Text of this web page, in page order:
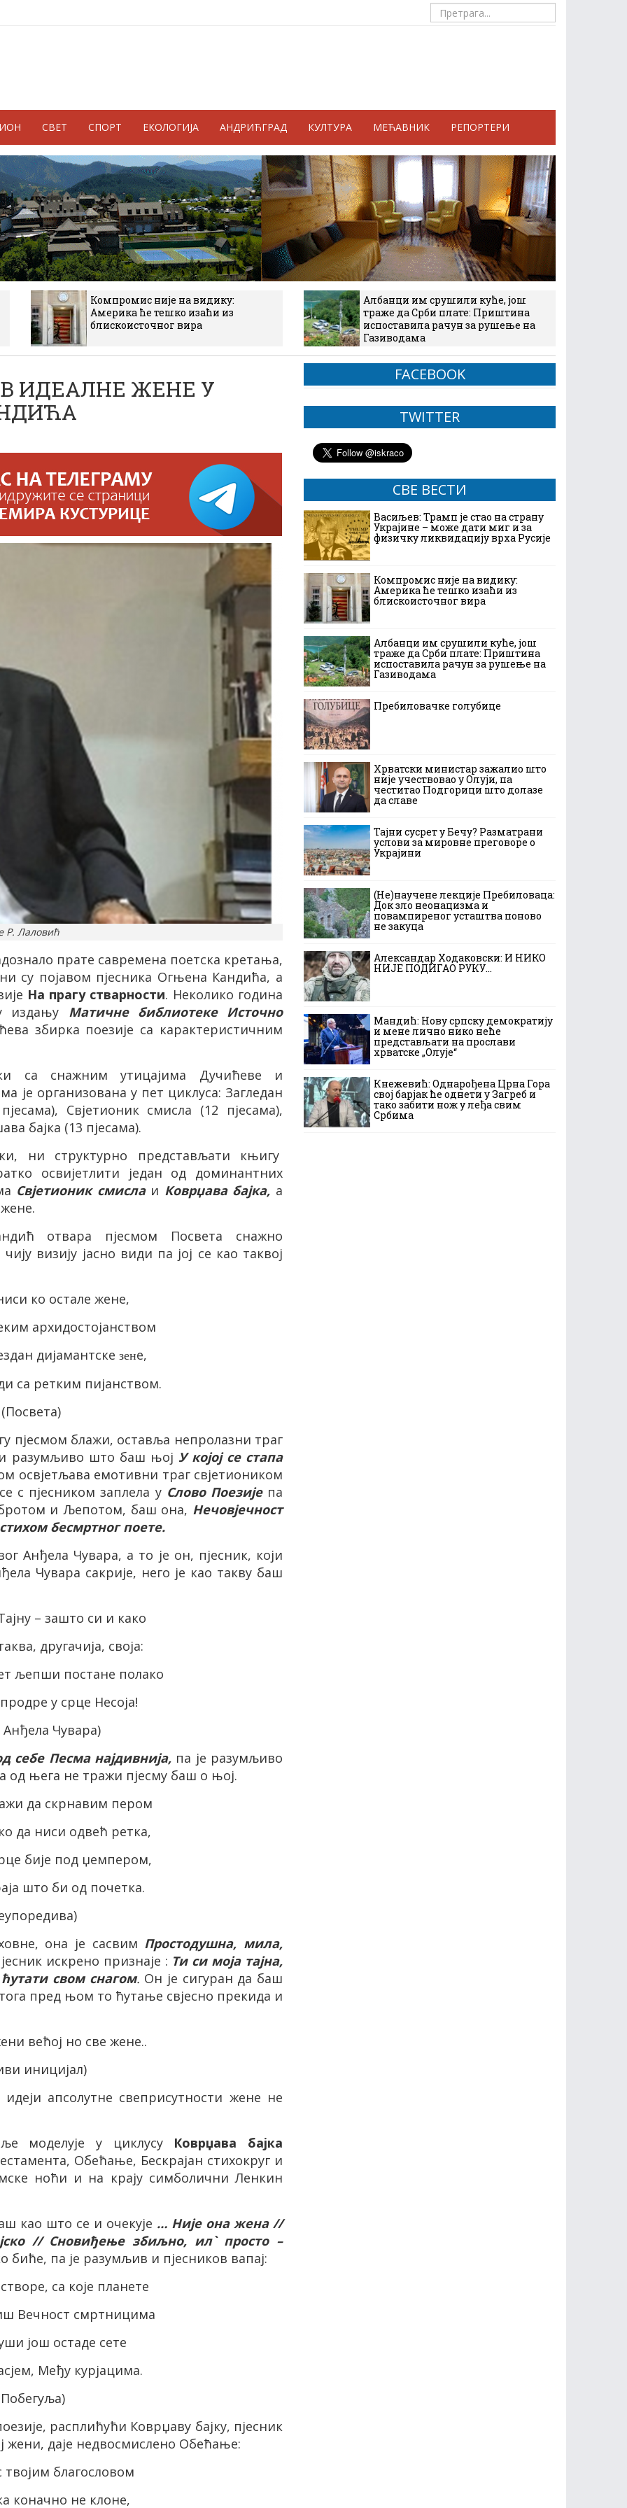
СВЕТ СПОРТ ЕКОЛОГИЈА АНДРИЋГРАД КУЛТУРА МЕЋАВНИК РЕПОРТЕРИ
Компромис није на видику:
Америка ће тешко изаћи из
блискоисточног вира
Албанци им срушили куће, још
траже да Срби плате: Приштина
испоставила рачун за рушење на
Газиводама
ИДЕАЛНЕ ЖЕНЕ У
Р. Лаловић
прате савремена поетска кретања,
су појавом пјесника Огњена Кандића, а
На прагу стварности. Неколико година
издању Матичне библиотеке Источно
збирка поезије са карактеристичним
са снажним утицајима Дучићеве и
је организована у пет циклуса: Загледан
Свјетионик смисла (12 пјесама),
бајка (13 пјесама).
ни структурно представљати књигу
освијетлити један од доминантних
Свјетионик смислаи Коврџава бајка, а
отвара пјесмом Посвета снажно
визију јасно види па јој се као таквој
ко остале жене,
архидостојанством
дијамантске зенe,
са ретким пијанством.
(Посвета)
пјесмом блажи, оставља непролазни траг
и разумљиво што баш њој У којој се стапа
освјетљава емотивни траг свјетиоником
с пјесником заплела у Слово Поезијепа
и Љепотом, баш она, Нечовјечност
бесмртног поете.
Анђела Чувара, а то је он, пјесник, који
Чувара сакрије, него је као такву баш
– зашто си и како
другачија, своја:
љепши постане полако
у срце Несоја!
Анђела Чувара)
себе Песма најдивнија, па је разумљиво
њега не тражи пјесму баш о њој.
да скрнавим пером
да ниси одвећ ретка,
бије под џемпером,
што би од почетка.
она је сасвим Простодушна, мила,
искрено признаје : Ти си моја тајна,
свом снагом. Он је сигуран да баш
пред њом то ћутање свјесно прекида и
већој но све жене..
иницијал)
апсолутне свеприсутности жене не
моделује у циклусу Коврџава бајка
Обећање, Бескрајан стихокруг и
ноћи и на крају симболични Ленкин
као што се и очекује … Није она жена //
// Сновиђење збиљно, ил` просто –
биће, па је разумљив и пјесников вапај:
са које планете
Вечност смртницима
још остаде сете
Међу курјацима.
расплићући Коврџаву бајку, пјесник
жени, даје недвосмислено Обећање:
твојим благословом
коначно не клоне,
FACEBOOK
TWITTER
СВЕ ВЕСТИ
Васиљев: Трамп је стао на страну
Украјине – може дати миг и за
физичку ликвидацију врха Русије
Компромис није на видику:
Америка ће тешко изаћи из
блискоисточног вира
Албанци им срушили куће, још
траже да Срби плате: Приштина
испоставила рачун за рушење на
Газиводама
Пребиловачке голубице
Хрватски министар зажалио што
није учествовао у Олуји, па
честитао Подгорици што долазе
да славе
Тајни сусрет у Бечу? Разматрани
услови за мировне преговоре о
Украјини
(Не)научене лекције Пребиловаца:
Док зло неонацизма и
повампиреног усташтва поново
не закуца
Александар Ходаковски: И НИКО
НИЈЕ ПОДИГАО РУКУ…
Мандић: Нову српску демократију
и мене лично нико неће
представљати на прослави
хрватске „Олује“
Кнежевић: Однарођена Црна Гора
свој барјак ће однети у Загреб и
тако забити нож у леђа свим
Србима